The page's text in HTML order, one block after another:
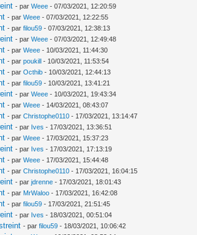
- parWeee - 07/03/2021, 12:20:59
- parWeee - 07/03/2021, 12:22:55
- parfilou59 - 07/03/2021, 12:38:13
- parWeee - 07/03/2021, 12:49:48
- parWeee - 10/03/2021, 11:44:30
- parpoukill - 10/03/2021, 11:53:54
- parOcthib - 10/03/2021, 12:44:13
- parfilou59 - 10/03/2021, 13:41:21
- parWeee - 10/03/2021, 19:43:34
- parWeee - 14/03/2021, 08:43:07
- parChristophe0110 - 17/03/2021, 13:14:47
- par Ives - 17/03/2021, 13:36:51
- parWeee - 17/03/2021, 15:37:23
- par Ives - 17/03/2021, 17:13:19
- parWeee - 17/03/2021, 15:44:48
- parChristophe0110 - 17/03/2021, 16:04:15
- parjdrenne - 17/03/2021, 18:01:43
- par MrWaloo - 17/03/2021, 16:42:08
- parfilou59 - 17/03/2021, 21:51:45
- par Ives - 18/03/2021, 00:51:04
- parfilou59 - 18/03/2021, 10:06:42